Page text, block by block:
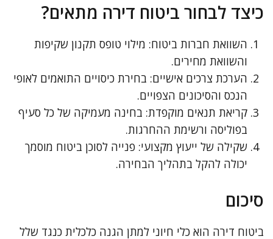
כיצד לבחור ביטוח דירה מתאים?
השוואת חברות ביטוח: מילוי טופס תקנון שקיפות
והשוואת מחירים.
הערכת צרכים אישיים: בחירת כיסויים התואמים לאופי
הנכס והסיכונים הצפויים.
קריאת תנאים מוקפדת: בחינה מעמיקה של כל סעיף
בפוליסה ורשימת ההחרגות.
שקילה של ייעוץ מקצועי: פנייה לסוכן ביטוח מוסמך
יכולה להקל בתהליך הבחירה.
סיכום
ביטוח דירה הוא כלי חיוני למתן הגנה כלכלית כנגד שלל